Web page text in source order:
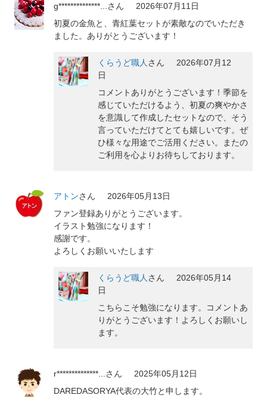
g**************... さん
2026年07月11日
初夏の金魚と、青紅葉セットが素敵なのでいただき
ました。ありがとうございます！
くらうど職人 さん
2026年07月12
日
コメントありがとうございます！季節を
感じていただけるよう、初夏の爽やかさ
を意識して作成したセットなので、そう
言っていただけてとても嬉しいです。ぜ
ひ様々な用途でご活用ください。またの
ご利用を心よりお待ちしております。
アトンさん
2026年05月13日
ファン登録ありがとうございます。
イラスト勉強になります！
感謝です。
よろしくお願いいたします
くらうど職人 さん
2026年05月14
日
こちらこそ勉強になります。コメントあ
りがとうございます！よろしくお願いし
ます。
r**************... さん
2025年05月12日
DAREDASORYA代表の大竹と申します。